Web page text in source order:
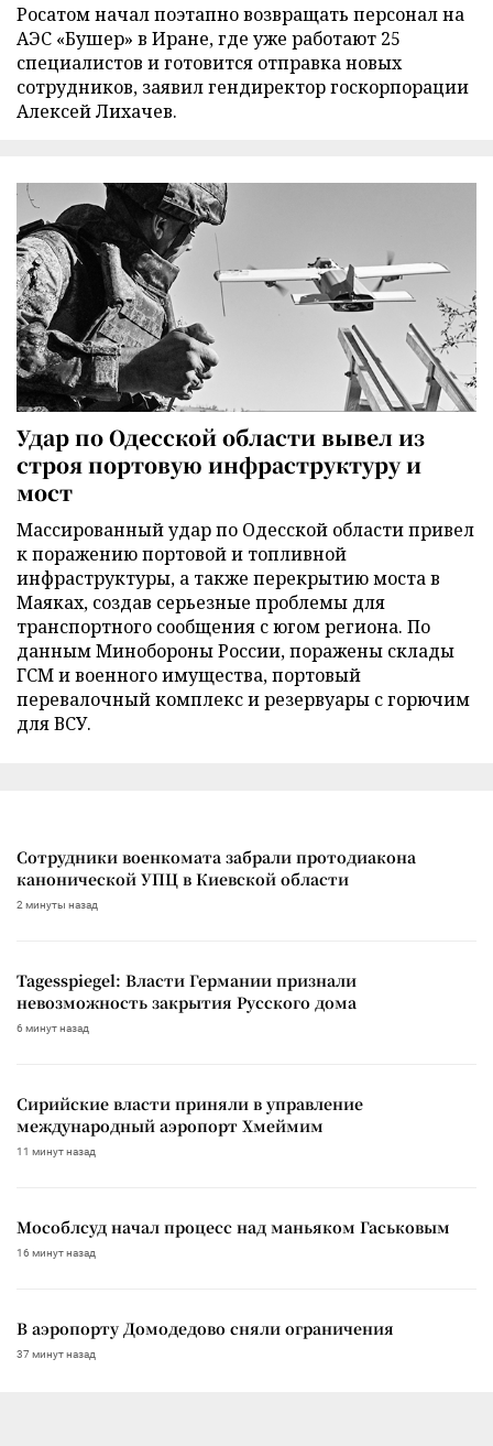
Росатом начал поэтапно возвращать персонал на
АЭС «Бушер» в Иране, где уже работают 25
специалистов и готовится отправка новых
сотрудников, заявил гендиректор госкорпорации
Алексей Лихачев.
Удар по Одесской области вывел из
строя портовую инфраструктуру и
мост
Массированный удар по Одесской области привел
к поражению портовой и топливной
инфраструктуры, а также перекрытию моста в
Маяках, создав серьезные проблемы для
транспортного сообщения с югом региона. По
данным Минобороны России, поражены склады
ГСМ и военного имущества, портовый
перевалочный комплекс и резервуары с горючим
для ВСУ.
Сотрудники военкомата забрали протодиакона
канонической УПЦ в Киевской области
2 минуты назад
Tagesspiegel: Власти Германии признали
невозможность закрытия Русского дома
6 минут назад
Сирийские власти приняли в управление
международный аэропорт Хмеймим
11 минут назад
Мособлсуд начал процесс над маньяком Гаськовым
16 минут назад
В аэропорту Домодедово сняли ограничения
37 минут назад